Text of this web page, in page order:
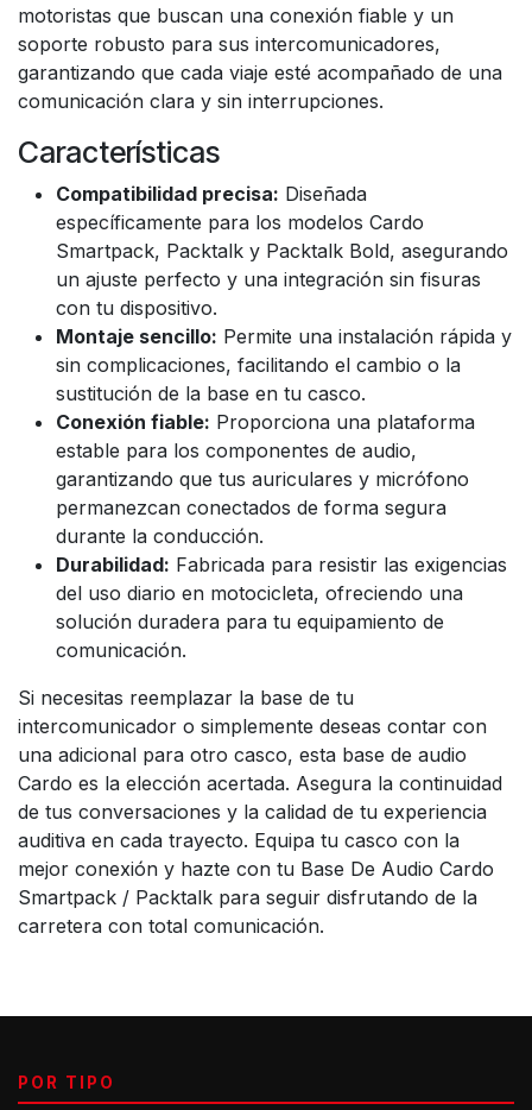
motoristas que buscan una conexión fiable y un
soporte robusto para sus intercomunicadores,
garantizando que cada viaje esté acompañado de una
comunicación clara y sin interrupciones.
Características
Compatibilidad precisa: Diseñada
específicamente para los modelos Cardo
Smartpack, Packtalk y Packtalk Bold, asegurando
un ajuste perfecto y una integración sin fisuras
con tu dispositivo.
Montaje sencillo: Permite una instalación rápida y
sin complicaciones, facilitando el cambio o la
sustitución de la base en tu casco.
Conexión fiable: Proporciona una plataforma
estable para los componentes de audio,
garantizando que tus auriculares y micrófono
permanezcan conectados de forma segura
durante la conducción.
Durabilidad: Fabricada para resistir las exigencias
del uso diario en motocicleta, ofreciendo una
solución duradera para tu equipamiento de
comunicación.
Si necesitas reemplazar la base de tu
intercomunicador o simplemente deseas contar con
una adicional para otro casco, esta base de audio
Cardo es la elección acertada. Asegura la continuidad
de tus conversaciones y la calidad de tu experiencia
auditiva en cada trayecto. Equipa tu casco con la
mejor conexión y hazte con tu Base De Audio Cardo
Smartpack / Packtalk para seguir disfrutando de la
carretera con total comunicación.
POR TIPO